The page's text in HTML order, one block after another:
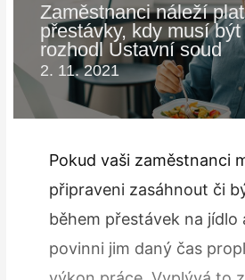
Zaměstnanci náleží
přestávky, kdy musí
rozhodl Ústavní soud
2. 11. 2021
Pokud vaši zaměstnanci
připraveni zasáhnout či
během přestávek na jídlo
povinni jim daný čas